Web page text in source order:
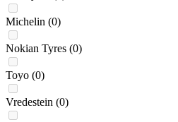
Michelin (0)
Nokian Tyres (0)
Toyo (0)
Vredestein (0)